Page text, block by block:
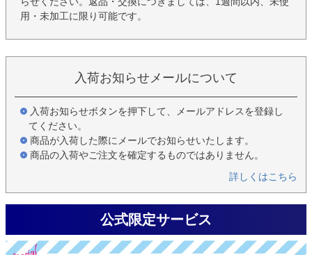
用・未加工に限り可能です。
入荷お知らせメールについて
入荷お知らせボタンを押下して、メールアドレスを登録し
てください。
商品が入荷した際にメールでお知らせいたします。
商品の入荷やご注文を確定するものではありません。
詳しくはこちら
公式限定サービス